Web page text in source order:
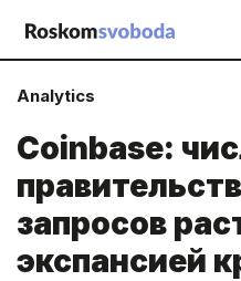
Analytics
Coinbase:
запросов
экспансией